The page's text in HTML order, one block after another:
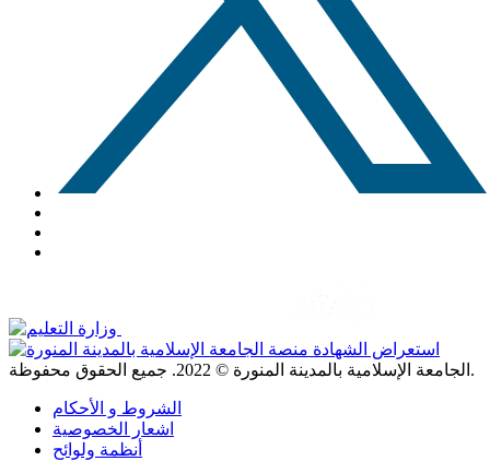
الجامعة الإسلامية بالمدينة المنورة © 2022 . جميع الحقوق محفوظة.
الشروط و الأحكام
اشعار الخصوصية
أنظمة ولوائح